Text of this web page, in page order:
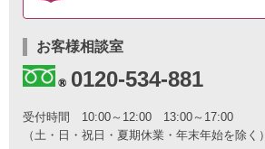
合
わ
と
カ
タ
お客様相談室
0120-534-881
受付時間 10:00～12:00 13:00～17:00
（土・日・祝日・夏期休業・年末年始を除く）